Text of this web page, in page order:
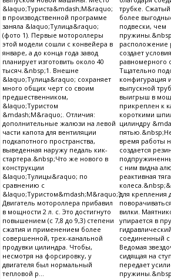
&laquo;Туриста&mdash;М&raquo;
в производственной программе
заняла &laquo;Тулица&raquo;
(фото 1). Первые мотороллеры
этой модели сошли с конвейера в
январе, а до конца года завод
планирует изготовить около 40
тысяч.&nbsp;1. Внешне
&laquo;Тулица&raquo; сохраняет
много общих черт со своим
предшественником,
&laquo;Туристом
&mdash;М&raquo;. Отличия:
дополнительные жалюзи на левой
части капота для вентиляции
подкапотного пространства,
выведенная наружу педаль кик-
стартера.&nbsp;Что же нового в
конструкции
&laquo;Тулицы&raquo; по
сравнению с
&laquo;Туристом&mdash;М&raquo;?
Двигатель мотороллера прибавил
в мощности 2 л. с. Это достигнуто
повышением (с 7,8 до 9,3) степени
сжатия и применением более
совершенной, трех-канальной
продувки цилиндра. Чтобы,
несмотря на форсировку, у
двигателя был нормальный
тепловой р...
трубке.
более
подвески, чем
расположение
создает
равномерного
Тщательно
конфигурация
выпускной
выигрыш в
прикреплен к
короткими
цилиндру
время работы
создается
с ним видна
реактивная
для крепления
вилки.
упирается в
соединенный
Ведомая
сидящая на
передает